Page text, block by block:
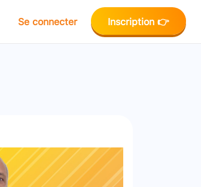
Se connecter Inscription 👉